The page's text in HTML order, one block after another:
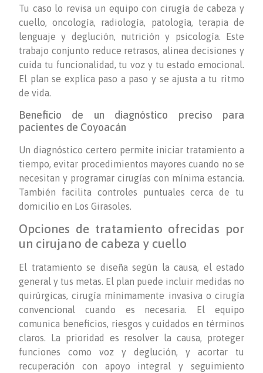
Tu caso lo revisa un equipo con cirugía de cabeza y
cuello, oncología, radiología, patología, terapia de
lenguaje y deglución, nutrición y psicología. Este
trabajo conjunto reduce retrasos, alinea decisiones y
cuida tu funcionalidad, tu voz y tu estado emocional.
El plan se explica paso a paso y se ajusta a tu ritmo
de vida.
Beneficio de un diagnóstico preciso para
pacientes de Coyoacán
Un diagnóstico certero permite iniciar tratamiento a
tiempo, evitar procedimientos mayores cuando no se
necesitan y programar cirugías con mínima estancia.
También facilita controles puntuales cerca de tu
domicilio en Los Girasoles.
Opciones de tratamiento ofrecidas por
un cirujano de cabeza y cuello
El tratamiento se diseña según la causa, el estado
general y tus metas. El plan puede incluir medidas no
quirúrgicas, cirugía mínimamente invasiva o cirugía
convencional cuando es necesaria. El equipo
comunica beneficios, riesgos y cuidados en términos
claros. La prioridad es resolver la causa, proteger
funciones como voz y deglución, y acortar tu
recuperación con apoyo integral y seguimiento